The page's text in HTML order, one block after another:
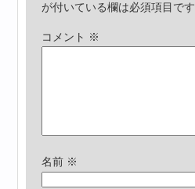
が付いている欄は必須項目です
コメント ※
名前 ※